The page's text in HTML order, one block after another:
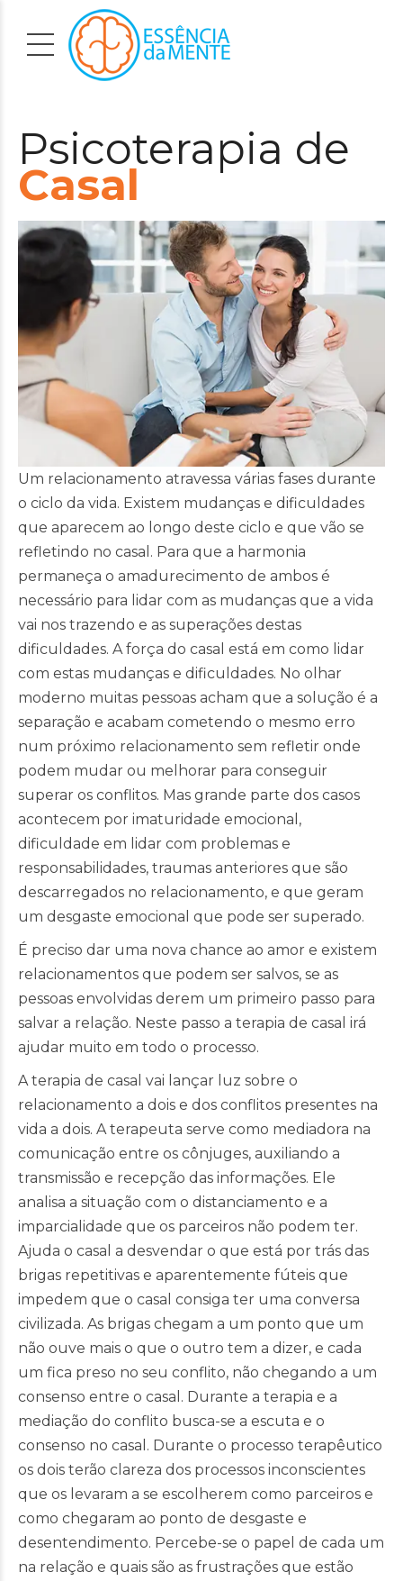
Psicoterapia de
Casal
Um relacionamento atravessa várias fases durante
o ciclo da vida. Existem mudanças e dificuldades
que aparecem ao longo deste ciclo e que vão se
refletindo no casal. Para que a harmonia
permaneça o amadurecimento de ambos é
necessário para lidar com as mudanças que a vida
vai nos trazendo e as superações destas
dificuldades. A força do casal está em como lidar
com estas mudanças e dificuldades. No olhar
moderno muitas pessoas acham que a solução é a
separação e acabam cometendo o mesmo erro
num próximo relacionamento sem refletir onde
podem mudar ou melhorar para conseguir
superar os conflitos. Mas grande parte dos casos
acontecem por imaturidade emocional,
dificuldade em lidar com problemas e
responsabilidades, traumas anteriores que são
descarregados no relacionamento, e que geram
um desgaste emocional que pode ser superado.
É preciso dar uma nova chance ao amor e existem
relacionamentos que podem ser salvos, se as
pessoas envolvidas derem um primeiro passo para
salvar a relação. Neste passo a terapia de casal irá
ajudar muito em todo o processo.
A terapia de casal vai lançar luz sobre o
relacionamento a dois e dos conflitos presentes na
vida a dois. A terapeuta serve como mediadora na
comunicação entre os cônjuges, auxiliando a
transmissão e recepção das informações. Ele
analisa a situação com o distanciamento e a
imparcialidade que os parceiros não podem ter.
Ajuda o casal a desvendar o que está por trás das
brigas repetitivas e aparentemente fúteis que
impedem que o casal consiga ter uma conversa
civilizada. As brigas chegam a um ponto que um
não ouve mais o que o outro tem a dizer, e cada
um fica preso no seu conflito, não chegando a um
consenso entre o casal. Durante a terapia e a
mediação do conflito busca-se a escuta e o
consenso no casal. Durante o processo terapêutico
os dois terão clareza dos processos inconscientes
que os levaram a se escolherem como parceiros e
como chegaram ao ponto de desgaste e
desentendimento. Percebe-se o papel de cada um
na relação e quais são as frustrações que estão